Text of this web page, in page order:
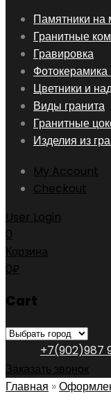
Skip
content
Памятники на
Гранитные
Гравировка
Цветники и
Виды гранита
Гранитные
Изделия из
My Account
Checkout
User Login
0
Корзина
0₽
Cart
+7(902)987
Заказать звонок
Главная »